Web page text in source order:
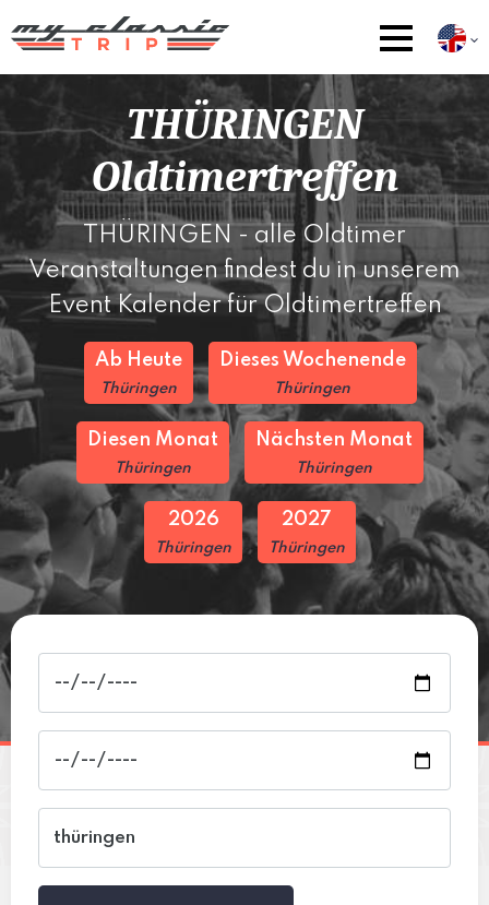
THÜRINGEN
Oldtimertreffen
THÜRINGEN - alle Oldtimer
Veranstaltungen findest du in unserem
Event Kalender für Oldtimertreffen
Ab Heute
Thüringen
Dieses Wochenende
Thüringen
Diesen Monat
Thüringen
Nächsten Monat
Thüringen
2026
Thüringen
2027
Thüringen